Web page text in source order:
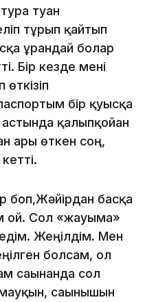
туған
тұрып қайтып
ұрғандай болар
Бір кезде мені
бір қуысқа
қалыпқойған
ары өткен соң,
боп,Жәйірдан басқа
Сол «жауыма»
Жеңілдім. Мен
болсам, ол
сағынғанда сол
мауқын, сағынышын